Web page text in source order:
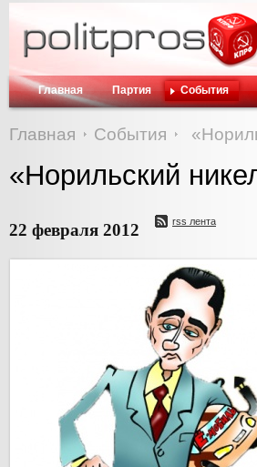
Главная Партия События
Главная События
«Норильский
22 февраля 2012 rss лента